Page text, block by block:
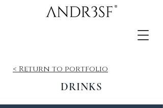
< Return to portfolio
DRINKS